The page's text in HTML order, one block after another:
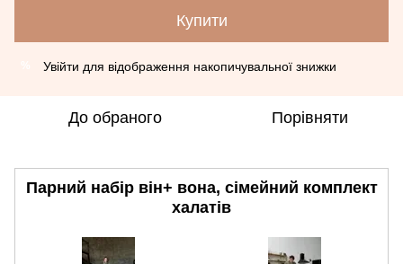
Купити
Увійти для відображення накопичувальної знижки
До обраного Порівняти
Парний набір він+ вона, сімейний комплект
халатів